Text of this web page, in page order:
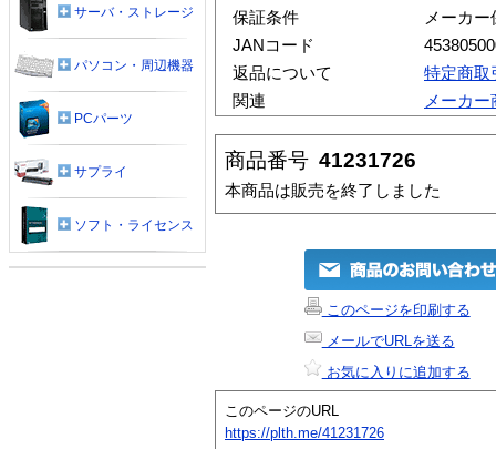
保証条件
メーカー
JANコード
返品について
特定商取
関連
メーカ
商品番号 41231726
本商品は販売を終了しました
このページを印刷する
メールでURLを送る
お気に入りに追加する
このページのURL
https://plth.me/41231726
サーバ・ストレージ
パソコン・周辺機器
PCパーツ
サプライ
ソフト・ライセンス